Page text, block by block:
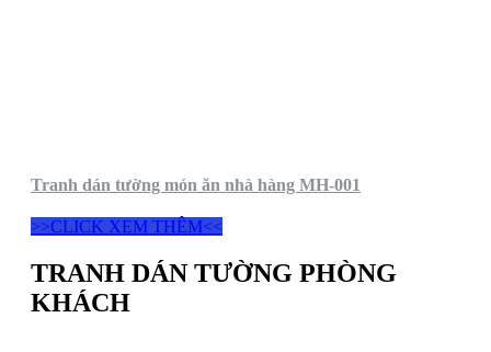
Tranh dán tường món ăn nhà hàng MH-001
>>CLICK XEM THÊM<<
TRANH DÁN TƯỜNG PHÒNG
KHÁCH